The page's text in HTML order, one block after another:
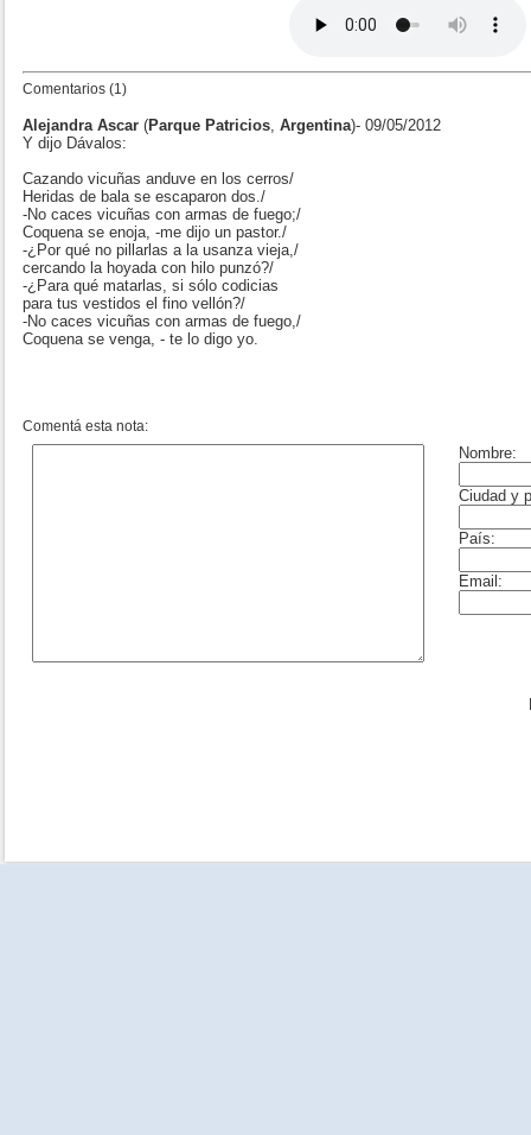
Comentarios (1)
Alejandra Ascar (Parque Patricios Argentina)- 09/05/2012
Y dijo Dávalos:
Cazando vicuñas anduve en los cerros/
Heridas de bala se escaparon dos./
-No caces vicuñas con armas de fuego;/
Coquena se enoja, -me dijo un pastor./
-¿Por qué no pillarlas a la usanza vieja,/
cercando la hoyada con hilo punzó?/
-¿Para qué matarlas, si sólo codicias
para tus vestidos el fino vellón?/
-No caces vicuñas con armas de fuego,/
Coquena se venga, - te lo digo yo.
Comentá esta nota: